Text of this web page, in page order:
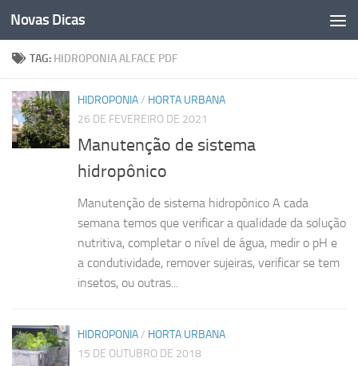
Skip to content
Novas Dicas
TAG: HIDROPONIA ALFACE PDF
HIDROPONIA/ HORTA URBANA
26 DE FEVEREIRO DE 2021
Manutenção de sistema
hidropônico
Manutenção de sistema hidropônico A cada
semana temos que verificar a qualidade da solução
nutritiva, completar o nível de água, medir o pH e
a condutividade, remover sujeiras, verificar se tem
insetos, ou outras...
HIDROPONIA/ HORTA URBANA
15 DE OUTUBRO DE 2018